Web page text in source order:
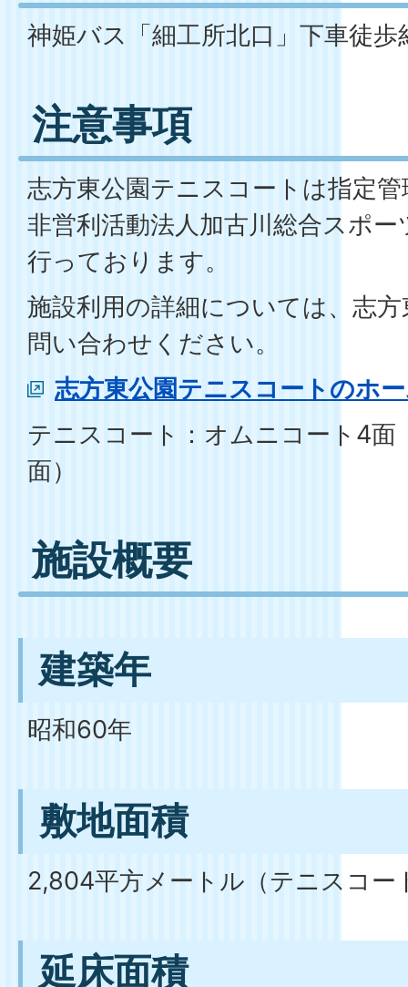
神姫バス「細工所北口」下車徒歩
注意事項
志方東公園テニスコートは指定
非営利活動法人加古川総合スポ
行っております。
施設利用の詳細については、志
問い合わせください。
志方東公園テニスコートのホ
テニスコート：オムニコート4面
面）
施設概要
建築年
昭和60年
敷地面積
2,804平方メートル（テニスコー
延床面積